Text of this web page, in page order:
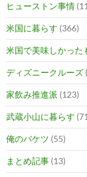
ヒューストン事情
米国に暮らす (366)
米国で美味しかった
ディズニークルーズ
家飲み推進派 (123)
武蔵小山に暮らす
俺のバケツ (55)
まとめ記事 (13)